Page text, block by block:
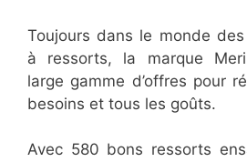
Toujours dans le monde
à ressorts, la marque
large gamme d’offres pour
besoins et tous les goûts.
Avec 580 bons ressorts